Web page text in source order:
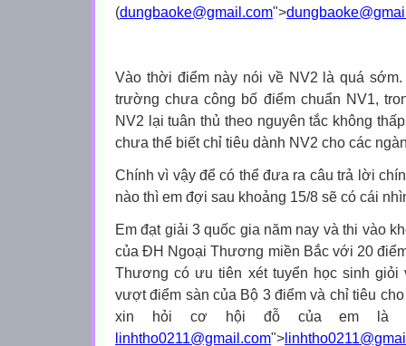
(dungbaoke@gmail.com">
Vào thời điểm này nói về NV2 là quá
trường chưa công bố điểm chuẩn NV1,
NV2 lại tuân thủ theo nguyên tắc không
chưa thể biết chỉ tiêu dành NV2 cho các
Chính vì vậy để có thể đưa ra câu trả lời
nào thì em đợi sau khoảng 15/8 sẽ có cái
Em đạt giải 3 quốc gia năm nay và thi vào
của ĐH Ngoại Thương miền Bắc với 20
Thương có ưu tiên xét tuyển học sinh giỏi
vượt điểm sàn của Bộ 3 điểm và chỉ tiêu
xin hỏi cơ hội đỗ của em là
linhtho0211@gmail.com">